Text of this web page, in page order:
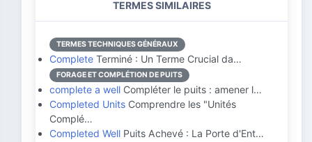
TERMES SIMILAIRES
TERMES TECHNIQUES GÉNÉRAUX
Complete Terminé : Un Terme Crucial da…
FORAGE ET COMPLÉTION DE PUITS
complete a well Compléter le puits : amener l…
Completed Units Comprendre les "Unités
Complé…
Completed Well Puits Achevé : La Porte d'Ent…